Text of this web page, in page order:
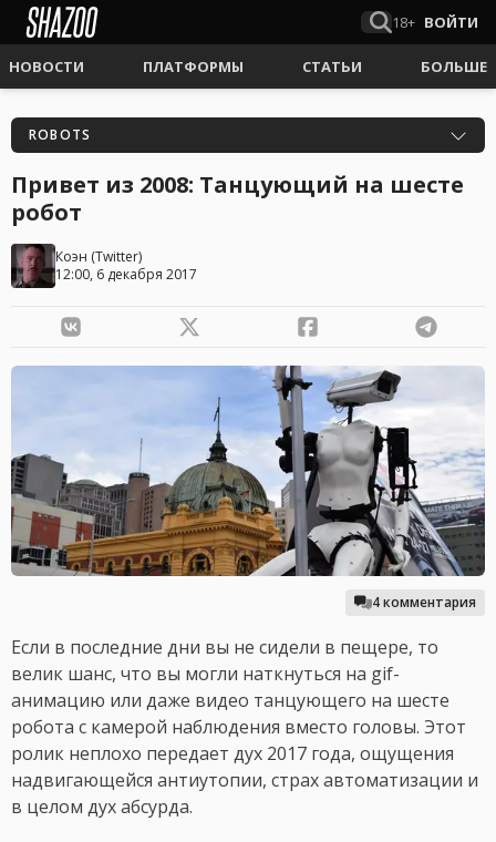
18+ ВОЙТИ
НОВОСТИ ПЛАТФОРМЫ СТАТЬИ БОЛЬШЕ
ROBOTS
Привет из 2008: Танцующий на шесте
робот
Коэн (Twitter)
12:00, 6 декабря 2017
4 комментария
Если в последние дни вы не сидели в пещере, то
велик шанс, что вы могли наткнуться на gif-
анимацию или даже видео танцующего на шесте
робота с камерой наблюдения вместо головы. Этот
ролик неплохо передает дух 2017 года, ощущения
надвигающейся антиутопии, страх автоматизации и
в целом дух абсурда.